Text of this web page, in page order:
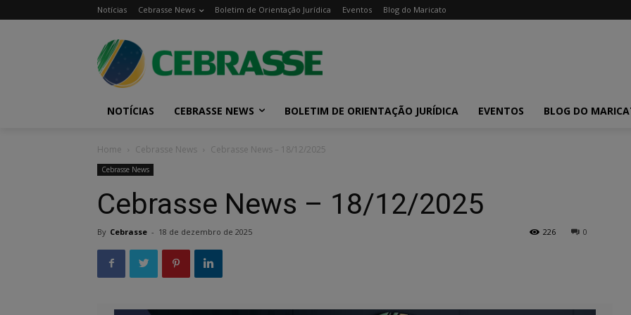
Notícias Cebrasse News Boletim de Orientação Jurídica Eventos Blog do Maricato
NOTÍCIAS CEBRASSE NEWS BOLETIM DE ORIENTAÇÃO JURÍDICA EVENTOS BLOG DO
Home Cebrasse News Cebrasse News – 18/12/2025
Cebrasse News
Cebrasse News – 18/12/2025
By Cebrasse - 18 de dezembro de 2025 0
226